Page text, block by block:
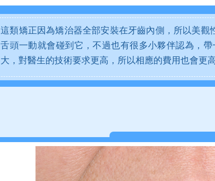
這類矯正因為矯治器全部安裝在牙齒內側，所以美
舌頭一動就會碰到它，不過也有很多小夥伴認為，
大，對醫生的技術要求更高，所以相應的費用也會更高